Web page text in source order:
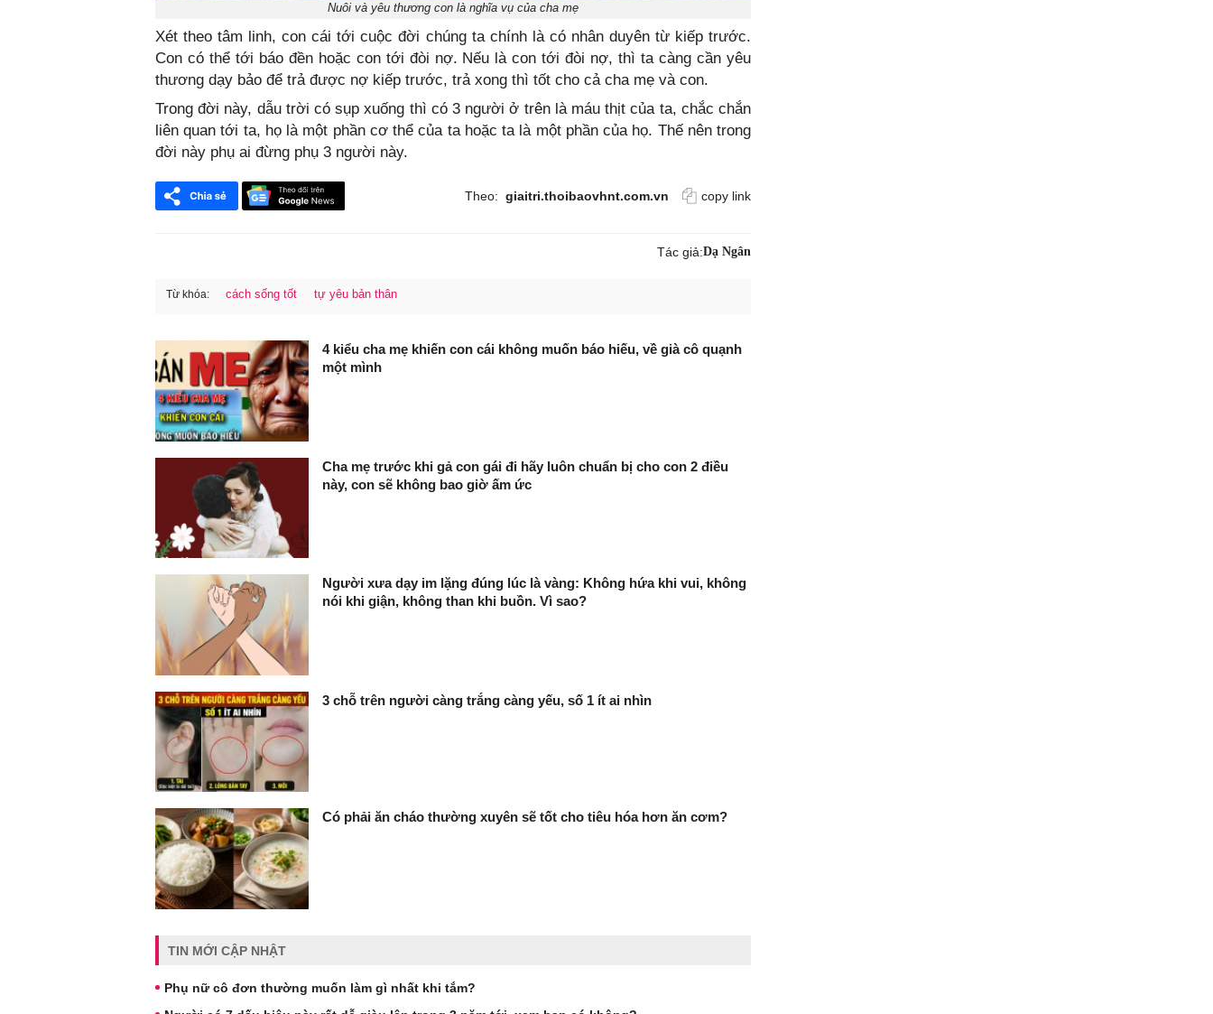
Nuôi và yêu thương con là nghĩa vụ của cha mẹ
Xét theo tâm linh, con cái tới cuộc đời chúng ta chính là có nhân duyên từ kiếp trước.
Con có thể tới báo đền hoặc con tới đòi nợ. Nếu là con tới đòi nợ, thì ta càng cần yêu
thương dạy bảo để trả được nợ kiếp trước, trả xong thì tốt cho cả cha mẹ và con.
Trong đời này, dẫu trời có sụp xuống thì có 3 người ở trên là máu thịt của ta, chắc chắn
liên quan tới ta, họ là một phần cơ thể của ta hoặc ta là một phần của họ. Thế nên trong
đời này phụ ai đừng phụ 3 người này.
Theo: giaitri.thoibaovhnt.com.vn copy link
Tác giả:Dạ Ngân
Từ khóa: cách sống tốt tự yêu bản thân
4 kiểu cha mẹ khiến con cái không muốn báo hiếu, về già cô quạnh
một mình
Cha mẹ trước khi gả con gái đi hãy luôn chuẩn bị cho con 2 điều
này, con sẽ không bao giờ ấm ức
Người xưa dạy im lặng đúng lúc là vàng: Không hứa khi vui, không
nói khi giận, không than khi buồn. Vì sao?
3 chỗ trên người càng trắng càng yếu, số 1 ít ai nhìn
Có phải ăn cháo thường xuyên sẽ tốt cho tiêu hóa hơn ăn cơm?
TIN MỚI CẬP NHẬT
Phụ nữ cô đơn thường muốn làm gì nhất khi tắm?